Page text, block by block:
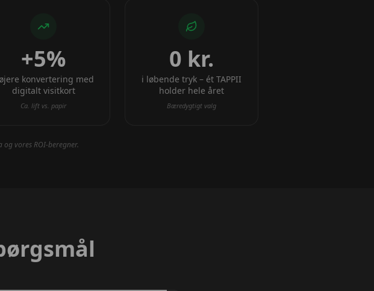
+5%
konvertering med
digitalt visitkort
Ca. lift vs. papir
0 kr.
i løbende tryk – ét TAPPII
holder hele året
Bæredygtigt valg
vores ROI-beregner.